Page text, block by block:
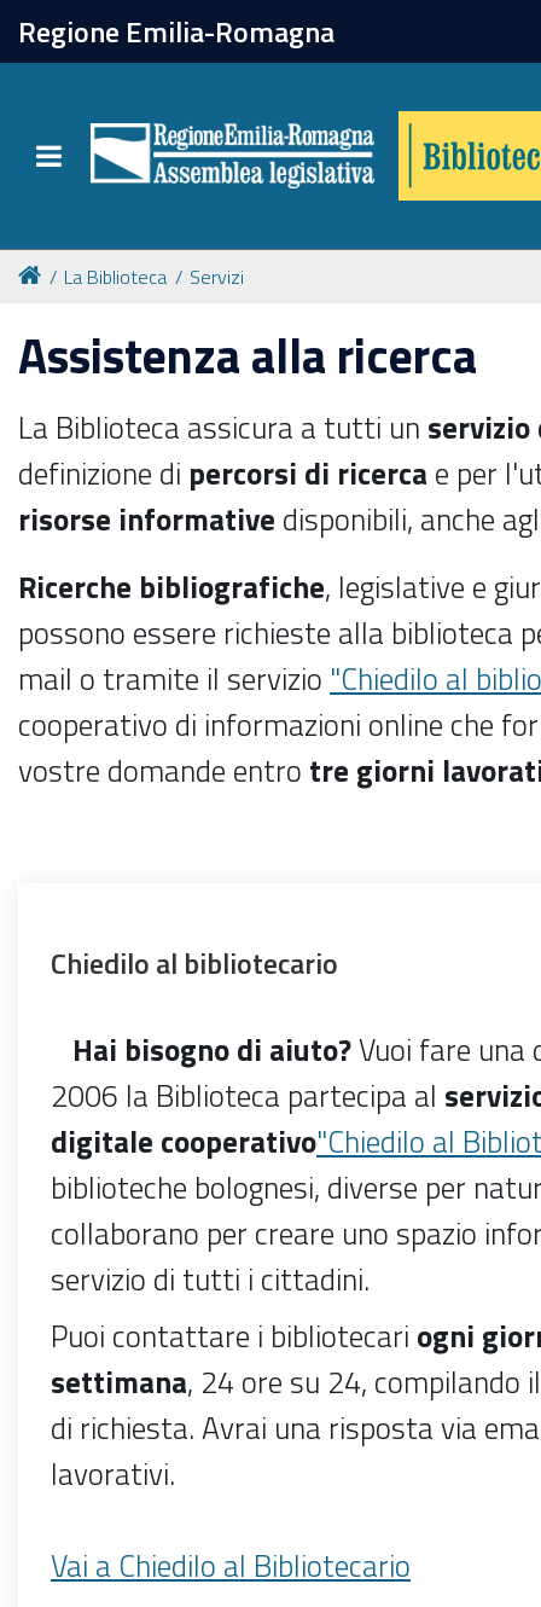
Regione Emilia-Romagna
Toggle navigation
chiudi
Catalogo online
Collezioni
Per approfondire
Appuntamenti
Prenotazione spazi
La Biblioteca Servizi
Assistenza alla ricerca
La Biblioteca assicura a tutti un servizio
definizione di percorsi di ricerca e per
risorse informative disponibili, anche
Ricerche bibliografiche, legislative e
possono essere richieste alla biblioteca
mail o tramite il servizio "Chiedilo al
cooperativo di informazioni online che
vostre domande entro tre giorni
Chiedilo al bibliotecario
Hai bisogno di aiuto?Vuoi fare una
2006 la Biblioteca partecipa al
digitale cooperativo"Chiedilo al
biblioteche bolognesi, diverse per
collaborano per creare uno spazio
servizio di tutti i cittadini.
Puoi contattare i bibliotecari ogni
settimana, 24 ore su 24, compilando
di richiesta. Avrai una risposta via
lavorativi.
Vai a Chiedilo al Bibliotecario